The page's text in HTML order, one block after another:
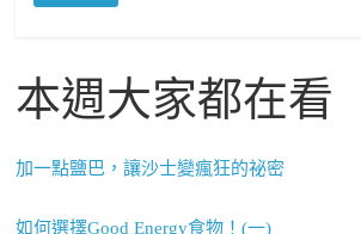
本週大家都在看
加一點鹽巴，讓沙士變瘋狂的祕密
如何選擇Good Energy食物！(一)